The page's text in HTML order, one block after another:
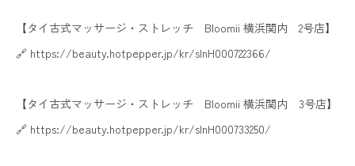
【タイ古式マッサージ・ストレッチ Bloomii 横浜関内 2号店】
🔗 https://beauty.hotpepper.jp/kr/slnH000722366/
【タイ古式マッサージ・ストレッチ Bloomii 横浜関内 3号店】
🔗 https://beauty.hotpepper.jp/kr/slnH000733250/